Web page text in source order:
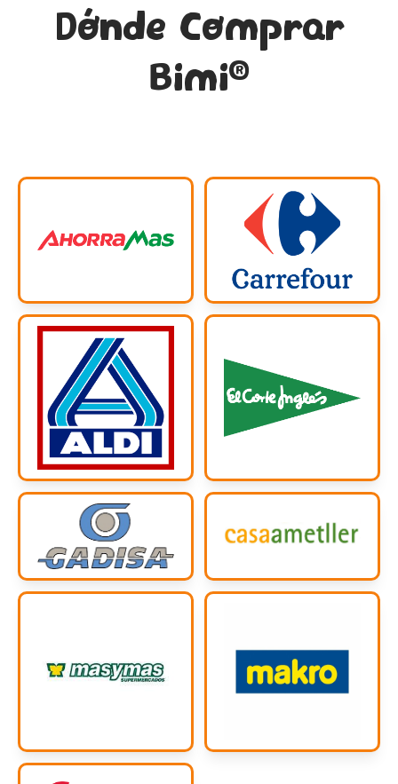
Dónde Comprar
Bimi®